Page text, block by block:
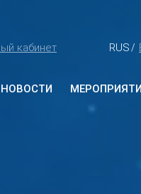
кабинет RUS /
НОВОСТИ